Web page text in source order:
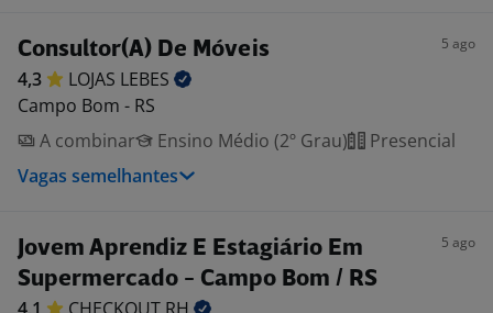
Consultor(A) De Móveis 5 ago
4,3 LOJAS LEBES
Campo Bom - RS
A combinar
Ensino Médio (2º Grau)
Presencial
Vagas semelhantes
Jovem Aprendiz E Estagiário Em
Supermercado - Campo Bom / RS
5 ago